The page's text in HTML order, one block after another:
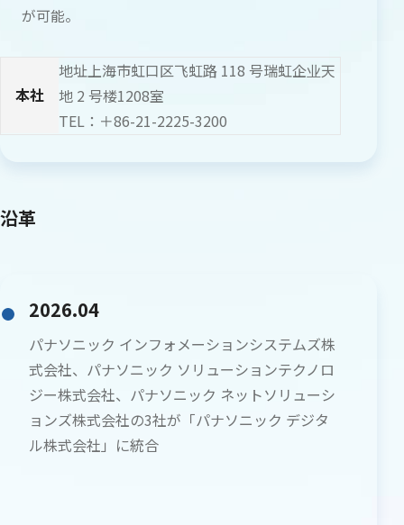
が可能。
本社
地址上海市虹口区飞虹路 118 号瑞虹企业天
地 2 号楼1208室
TEL：＋86-21-2225-3200
沿革
2026.04
パナソニック インフォメーションシステムズ株
式会社、パナソニック ソリューションテクノロ
ジー株式会社、パナソニック ネットソリューシ
ョンズ株式会社の3社が「パナソニック デジタ
ル株式会社」に統合